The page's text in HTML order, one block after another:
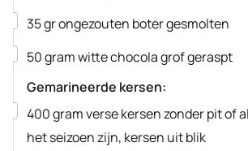
▢
35grongezouten botergesmolten
▢
50gramwitte chocolagrof geraspt
Gemarineerde kersen:
▢
400gramverse kersen zonder pitof
het seizoen zijn, kersen uit blik